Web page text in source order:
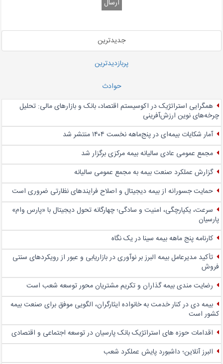
ارسال
جدیدترین
پربازدیدترین
حوادث
همگرایی استراتژیک در اکوسیستم اقتصاد، بانک و بازارهای مالی: تحلیل
چرخه‌های نوین ارزش‌آفرینی
آمار شکایات بیمه‌ای در پنج‌‌ماهه نخست ۱۴۰۴ منتشر شد
مجمع عمومی عادی سالیانه بیمه مرکزی برگزار شد
گزارش عملکرد صنعت بیمه به مجمع عمومی سالیانه
حمایت جسورانه از بیمه دیجیتال و اصلاح فرایندهای نظارتی ضروری است
سرعت، یکپارچگی، امنیت و سادگی؛ چهار‌گانه تحول دیجیتال با «پارس وام»
پارسیان
کارنامه پنج ماهه بیمه سینا در یک نگاه
تأکید مدیرعامل بیمه البرز بر نوآوری در بازاریابی و عبور از رویکردهای سنتی
فروش
رضایت مندی بیمه گذاران و تکریم مشتریان محور توسعه شعب است
بیمه دی در کنار خدمت به خانواده ایثارگران، الگویی موفق برای صنعت بیمه
کشور است
اقدامات حوزه های استراتژیک بانک پارسیان در توسعه اجتماعی و اقتصادی
البرز آنلاین؛ داشبورد پایش عملکرد شعب